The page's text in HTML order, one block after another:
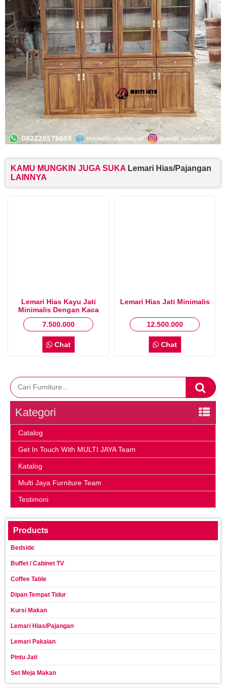
KAMU MUNGKIN JUGA SUKA Lemari Hias/Pajangan
LAINNYA
Lemari Hias Kayu Jati
Minimalis Dengan Kaca
7.500.000
Chat
Lemari Hias Jati Minimalis
12.500.000
Chat
Kategori
Catalog
Get In Touch With MULTI JAYA Team
Katalog
Multi Jaya Furniture Team
Testimoni
Products
Bedside
Buffet / Cabinet TV
Coffee Table
Dipan Tempat Tidur
Kursi Makan
Lemari Hias/Pajangan
Lemari Pakaian
Pintu Jati
Set Meja Makan